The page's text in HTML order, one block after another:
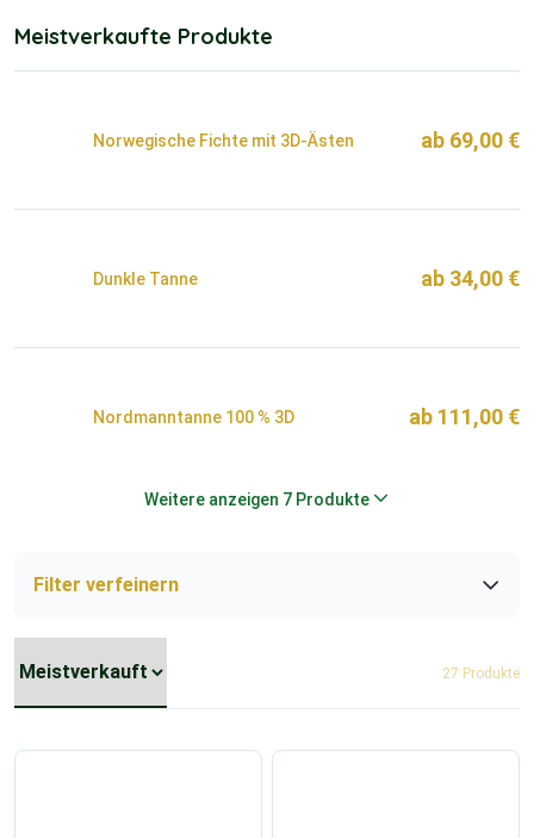
Meistverkaufte Produkte
Norwegische Fichte mit 3D-Ästen ab 69,00 €
Dunkle Tanne ab 34,00 €
Nordmanntanne 100 % 3D ab 111,00 €
Weitere anzeigen 7 Produkte
Filter verfeinern
27 Produkte